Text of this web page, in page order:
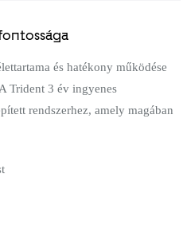
és hatékony működése
Trident 3 év ingyenes
rendszerhez, amely magában